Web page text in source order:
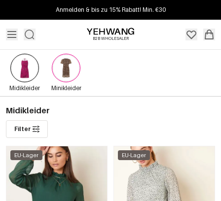
Anmelden & bis zu 15% Rabatt! Min. €30
B2B WHOLESALER
Midikleider Minikleider
Midikleider
Filter
EU-Lager EU-Lager